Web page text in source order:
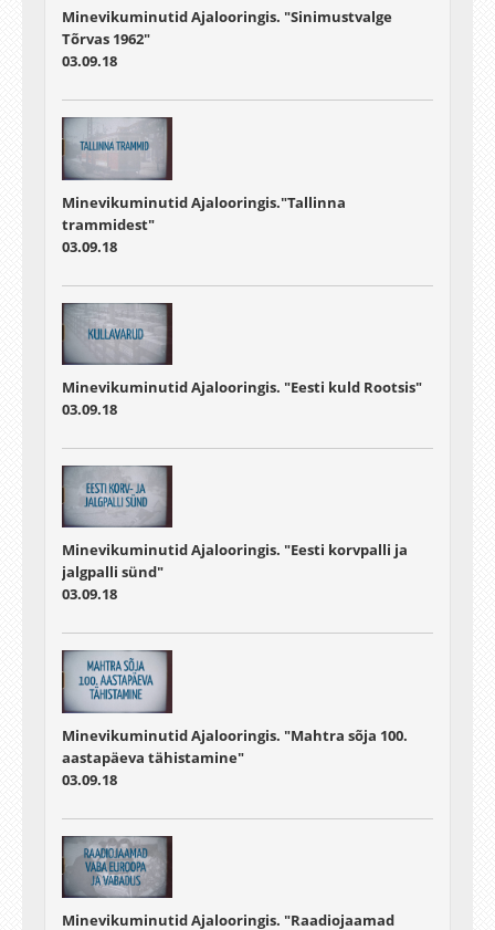
Minevikuminutid Ajalooringis. "Sinimustvalge
Tõrvas 1962"
03.09.18
Minevikuminutid Ajalooringis."Tallinna
trammidest"
03.09.18
Minevikuminutid Ajalooringis. "Eesti kuld Rootsis"
03.09.18
Minevikuminutid Ajalooringis. "Eesti korvpalli ja
jalgpalli sünd"
03.09.18
Minevikuminutid Ajalooringis. "Mahtra sõja 100.
aastapäeva tähistamine"
03.09.18
Minevikuminutid Ajalooringis. "Raadiojaamad